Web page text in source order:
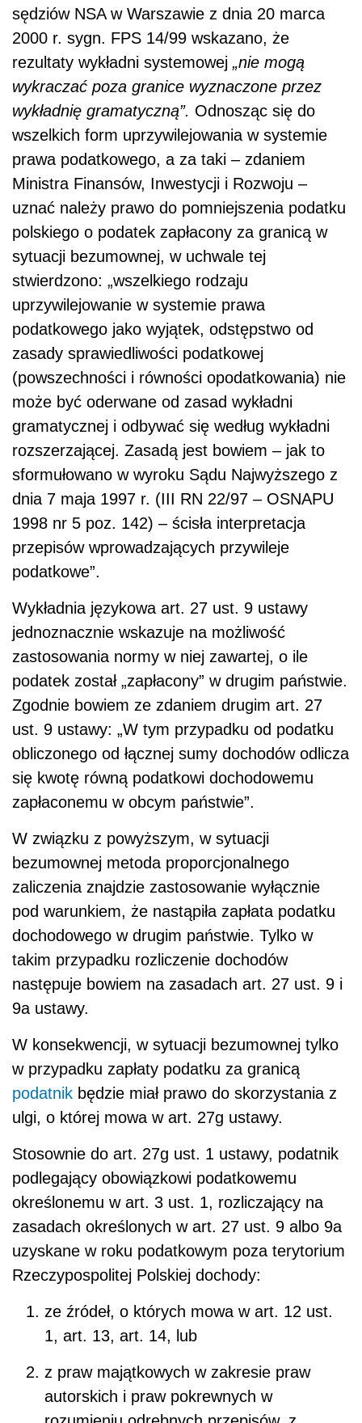
sędziów NSA w Warszawie z dnia 20 marca
2000 r. sygn. FPS 14/99 wskazano, że
rezultaty wykładni systemowej „nie mogą
wykraczać poza granice wyznaczone przez
wykładnię gramatyczną”. Odnosząc się do
wszelkich form uprzywilejowania w systemie
prawa podatkowego, a za taki – zdaniem
Ministra Finansów, Inwestycji i Rozwoju –
uznać należy prawo do pomniejszenia podatku
polskiego o podatek zapłacony za granicą w
sytuacji bezumownej, w uchwale tej
stwierdzono: „wszelkiego rodzaju
uprzywilejowanie w systemie prawa
podatkowego jako wyjątek, odstępstwo od
zasady sprawiedliwości podatkowej
(powszechności i równości opodatkowania) nie
może być oderwane od zasad wykładni
gramatycznej i odbywać się według wykładni
rozszerzającej. Zasadą jest bowiem – jak to
sformułowano w wyroku Sądu Najwyższego z
dnia 7 maja 1997 r. (III RN 22/97 – OSNAPU
1998 nr 5 poz. 142) – ścisła interpretacja
przepisów wprowadzających przywileje
podatkowe”.
Wykładnia językowa art. 27 ust. 9 ustawy
jednoznacznie wskazuje na możliwość
zastosowania normy w niej zawartej, o ile
podatek został „zapłacony” w drugim państwie.
Zgodnie bowiem ze zdaniem drugim art. 27
ust. 9 ustawy: „W tym przypadku od podatku
obliczonego od łącznej sumy dochodów odlicza
się kwotę równą podatkowi dochodowemu
zapłaconemu w obcym państwie”.
W związku z powyższym, w sytuacji
bezumownej metoda proporcjonalnego
zaliczenia znajdzie zastosowanie wyłącznie
pod warunkiem, że nastąpiła zapłata podatku
dochodowego w drugim państwie. Tylko w
takim przypadku rozliczenie dochodów
następuje bowiem na zasadach art. 27 ust. 9 i
9a ustawy.
W konsekwencji, w sytuacji bezumownej tylko
w przypadku zapłaty podatku za granicą
podatnik będzie miał prawo do skorzystania z
ulgi, o której mowa w art. 27g ustawy.
Stosownie do art. 27g ust. 1 ustawy, podatnik
podlegający obowiązkowi podatkowemu
określonemu w art. 3 ust. 1, rozliczający na
zasadach określonych w art. 27 ust. 9 albo 9a
uzyskane w roku podatkowym poza terytorium
Rzeczypospolitej Polskiej dochody:
ze źródeł, o których mowa w art. 12 ust.
1, art. 13, art. 14, lub
z praw majątkowych w zakresie praw
autorskich i praw pokrewnych w